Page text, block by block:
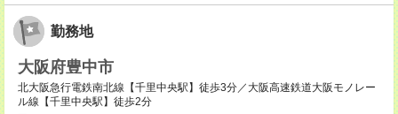
勤務地
大阪府豊中市
北大阪急行電鉄南北線【千里中央駅】徒歩3分／大阪高速鉄道大阪モノレー
ル線【千里中央駅】徒歩2分